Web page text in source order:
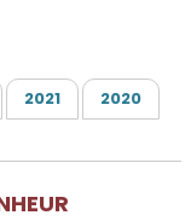
2021
2020